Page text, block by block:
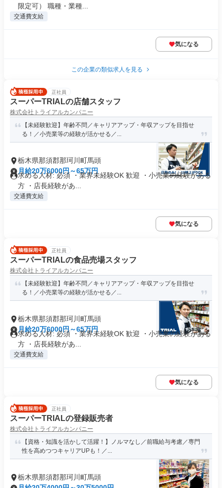
限定可） 職種・業種...
交通費支給
気になる
この企業の類似求人を見る
正社員
スーパーTRIALの店舗スタッフ
株式会社トライアルカンパニー
【未経験歓迎】年齢不問／キャリアアップ・年収アップを目指せ
る！／小売業等の経験が活かせる／...
栃木県那須郡那珂川町馬頭
月給20万6000円～65万円
求める人材: 必須 ・業界未経験OK 歓迎 ・小売業の経験がある
方 ・店長経験があ...
交通費支給
気になる
正社員
スーパーTRIALの食品売場スタッフ
株式会社トライアルカンパニー
【未経験歓迎】年齢不問／キャリアアップ・年収アップを目指せ
る！／小売業等の経験が活かせる／...
栃木県那須郡那珂川町馬頭
月給20万6000円～65万円
求める人材: 必須 ・業界未経験OK 歓迎 ・小売業の経験がある
方 ・店長経験があ...
交通費支給
気になる
正社員
スーパーTRIALの登録販売者
株式会社トライアルカンパニー
【資格・知識を活かして活躍！】ノルマなし／前職給与考慮／専⾨
性を⾼めつつキャリアUPも！／...
栃木県那須郡那珂川町馬頭